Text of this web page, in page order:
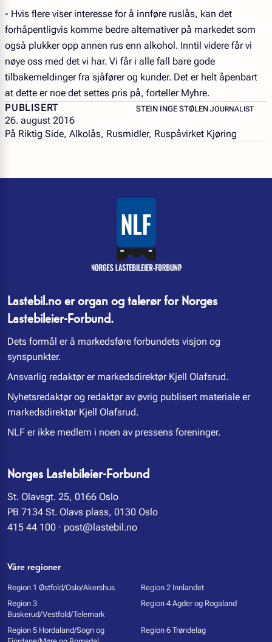
- Hvis flere viser interesse for å innføre ruslås, kan det
forhåpentligvis komme bedre alternativer på markedet som
også plukker opp annen rus enn alkohol. Inntil videre får vi
nøye oss med det vi har. Vi får i alle fall bare gode
tilbakemeldinger fra sjåfører og kunder. Det er helt åpenbart
at dette er noe det settes pris på, forteller Myhre.
PUBLISERT
26. august 2016
STEIN INGE STØLEN – JOURNALIST
JOURNALIST
På Riktig Side, Alkolås, Rusmidler, Ruspåvirket Kjøring
Lastebil.no er organ og talerør for Norges
Lastebileier-Forbund.
Dets formål er å markedsføre forbundets visjon og
synspunkter.
Ansvarlig redaktør er markedsdirektør Kjell Olafsrud.
Nyhetsredaktør og redaktør av øvrig publisert materiale er
markedsdirektør Kjell Olafsrud.
NLF er ikke medlem i noen av pressens foreninger.
Norges Lastebileier-Forbund
St. Olavsgt. 25, 0166 Oslo
PB 7134 St. Olavs plass, 0130 Oslo
415 44 100 · post@lastebil.no
Våre regioner
Region 1 Østfold/Oslo/Akershus
Region 2 Innlandet
Region 3
Buskerud/Vestfold/Telemark
Region 4 Agder og Rogaland
Region 5 Hordaland/Sogn og
Region 6 Trøndelag